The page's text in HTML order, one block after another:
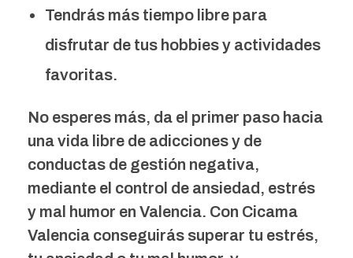
Tendrás más tiempo libre para
disfrutar de tus hobbies y actividades
favoritas.
No esperes más, da el primer paso hacia
una vida libre de adicciones y de
conductas de gestión negativa,
mediante el control de ansiedad, estrés
y mal humor en Valencia. Con Cicama
Valencia conseguirás superar tu estrés,